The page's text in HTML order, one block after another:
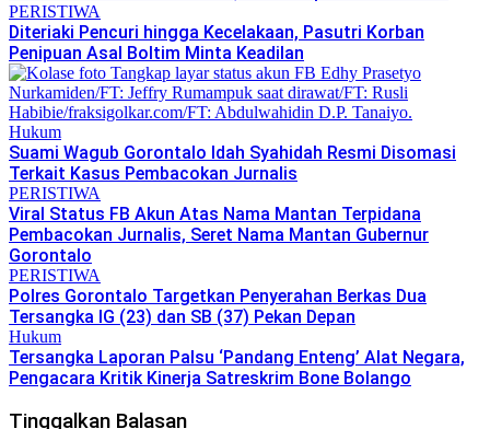
PERISTIWA
Diteriaki Pencuri hingga Kecelakaan, Pasutri Korban
Penipuan Asal Boltim Minta Keadilan
Hukum
Suami Wagub Gorontalo Idah Syahidah Resmi Disomasi
Terkait Kasus Pembacokan Jurnalis
PERISTIWA
Viral Status FB Akun Atas Nama Mantan Terpidana
Pembacokan Jurnalis, Seret Nama Mantan Gubernur
Gorontalo
PERISTIWA
Polres Gorontalo Targetkan Penyerahan Berkas Dua
Tersangka IG (23) dan SB (37) Pekan Depan
Hukum
Tersangka Laporan Palsu ‘Pandang Enteng’ Alat Negara,
Pengacara Kritik Kinerja Satreskrim Bone Bolango
Tinggalkan Balasan